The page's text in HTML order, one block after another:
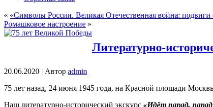
« «Символы России. Великая Отечественная война: подвиги
Ромашковое настроение »
Литературно-
20.06.2020 | Автор admin
75 лет назад, 24 июня 1945 года, на Красной площади
Наш литературно-исторический экскурс «Идёт парад,